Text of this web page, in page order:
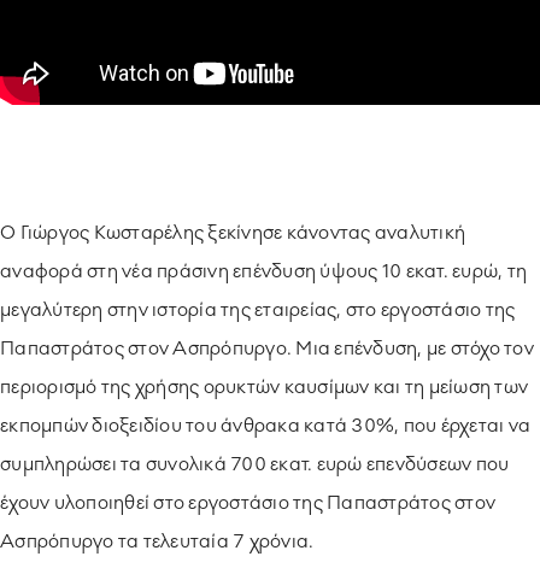
Ο Γιώργος Κωσταρέλης ξεκίνησε κάνοντας αναλυτική
αναφορά στη νέα πράσινη επένδυση ύψους 10 εκατ. ευρώ, τη
μεγαλύτερη στην ιστορία της εταιρείας, στο εργοστάσιο της
Παπαστράτος στον Ασπρόπυργο. Μια επένδυση, με στόχο τον
περιορισμό της χρήσης ορυκτών καυσίμων και τη μείωση των
εκπομπών διοξειδίου του άνθρακα κατά 30%, που έρχεται να
συμπληρώσει τα συνολικά 700 εκατ. ευρώ επενδύσεων που
έχουν υλοποιηθεί στο εργοστάσιο της Παπαστράτος στον
Ασπρόπυργο τα τελευταία 7 χρόνια.